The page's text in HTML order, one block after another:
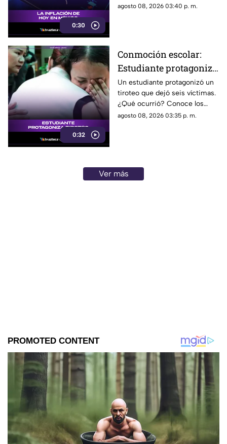
0:30
subido de precio y cómo
agosto 08, 2026 03:40 p. m.
0:32
Conmoción escolar:
Estudiante protagoniza
t1r0t30 con seis
víctimas
Un estudiante protagonizó un
tiroteo que dejó seis víctimas.
¿Qué ocurrió? Conoce los
detalles de esta tragedia.
agosto 08, 2026 03:35 p. m.
Ver más